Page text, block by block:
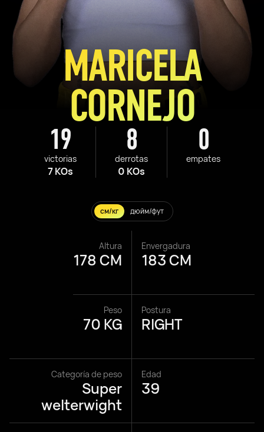
19
victorias
7 KOs
8
derrotas
0 KOs
0
empates
MARICELA
CORNEJO
см/кг дюйм/фут
Altura
178 CM
Envergadura
183 CM
Peso
70 KG
Postura
RIGHT
Categoría de peso
Super
welterwight
Edad
39